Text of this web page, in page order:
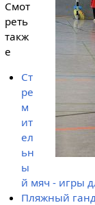
Смот
реть
такж
е
Ст
ре
м
ит
ел
ьн
ы
й мяч - игры
Пляжный